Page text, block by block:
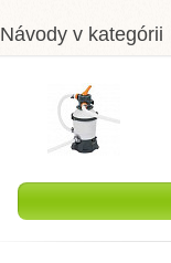
Návody v kategórii